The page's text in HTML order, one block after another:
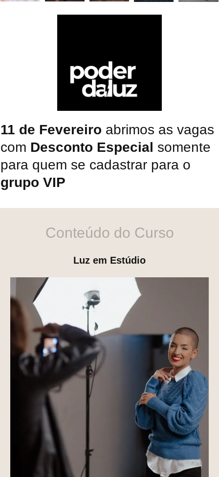
11 de Fevereiro abrimos as vagas
com Desconto Especial somente
para quem se cadastrar para o
grupo VIP
Conteúdo do Curso
Luz em Estúdio